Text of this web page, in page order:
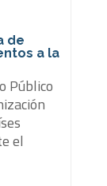
de
a la
Público
el